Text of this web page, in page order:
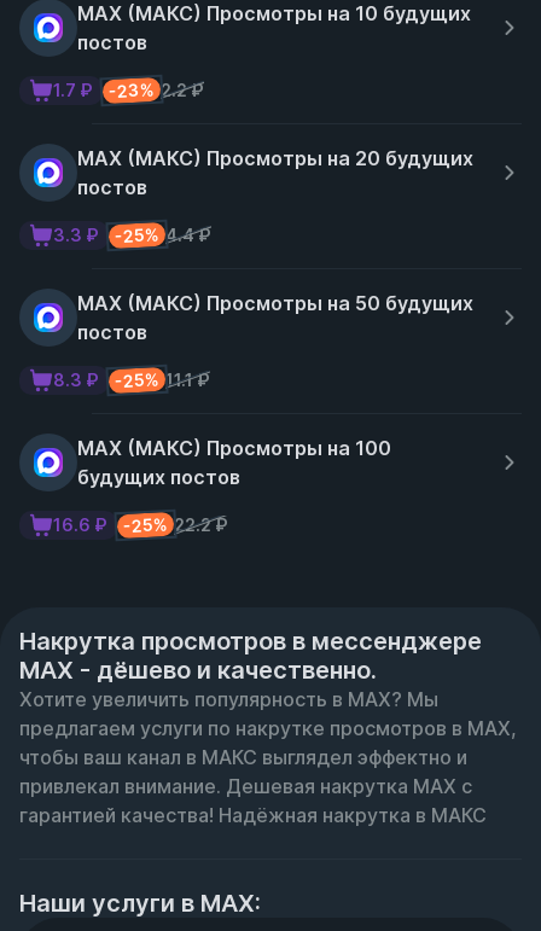
MAX (МАКС) Просмотры на 10 будущих
постов
2.2 ₽
-23%
1.7 ₽
MAX (МАКС) Просмотры на 20 будущих
постов
4.4 ₽
-25%
3.3 ₽
MAX (МАКС) Просмотры на 50 будущих
постов
11.1 ₽
-25%
8.3 ₽
MAX (МАКС) Просмотры на 100
будущих постов
22.2 ₽
-25%
16.6 ₽
Накрутка просмотров в мессенджере
MAX - дёшево и качественно.
Хотите увеличить популярность в MAX? Мы
предлагаем услуги по накрутке просмотров в МАХ,
чтобы ваш канал в МАКС выглядел эффектно и
привлекал внимание. Дешевая накрутка МАХ с
гарантией качества! Надёжная накрутка в МАКС
Наши услуги в MAX: